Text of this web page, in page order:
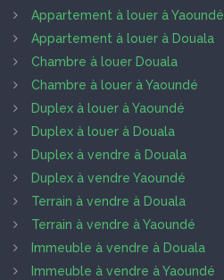
Appartement à louer à Yaoundé
Appartement à louer à Douala
Chambre à louer Douala
Chambre à louer à Yaoundé
Duplex à louer à Yaoundé
Duplex à louer à Douala
Duplex à vendre à Douala
Duplex à vendre Yaoundé
Terrain à vendre à Douala
Terrain à vendre à Yaoundé
Immeuble à vendre à Douala
Immeuble à vendre à Yaoundé